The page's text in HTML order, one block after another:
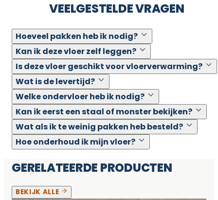
VEELGESTELDE VRAGEN
Hoeveel pakken heb ik nodig?
Kan ik deze vloer zelf leggen?
Is deze vloer geschikt voor vloerverwarming?
Wat is de levertijd?
Welke ondervloer heb ik nodig?
Kan ik eerst een staal of monster bekijken?
Wat als ik te weinig pakken heb besteld?
Hoe onderhoud ik mijn vloer?
GERELATEERDE PRODUCTEN
BEKIJK ALLE